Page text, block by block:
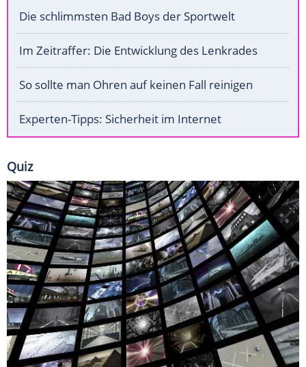
Die schlimmsten Bad Boys der Sportwelt
Im Zeitraffer: Die Entwicklung des Lenkrades
So sollte man Ohren auf keinen Fall reinigen
Experten-Tipps: Sicherheit im Internet
Quiz